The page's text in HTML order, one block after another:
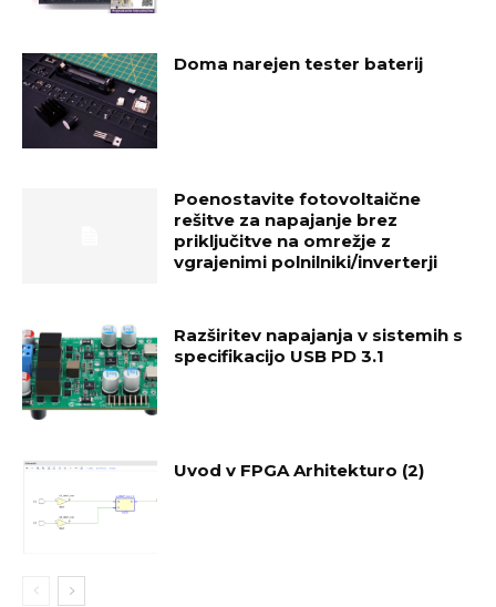
Doma narejen tester baterij
Poenostavite fotovoltaične
rešitve za napajanje brez
priključitve na omrežje z
vgrajenimi polnilniki/inverterji
Razširitev napajanja v sistemih s
specifikacijo USB PD 3.1
Uvod v FPGA Arhitekturo (2)